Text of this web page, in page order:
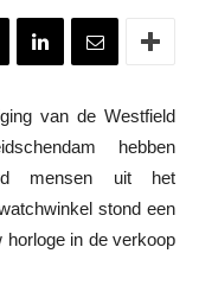
van de Westfield
hebben
mensen uit het
stond een
horloge in de verkoop